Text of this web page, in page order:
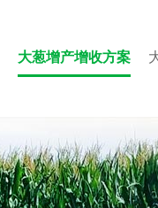
大葱增产增收方案